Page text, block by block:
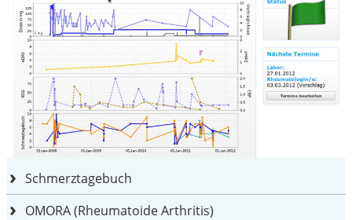
Schmerztagebuch
OMORA (Rheumatoide Arthritis)